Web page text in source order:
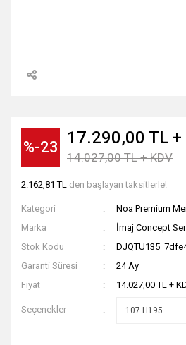
%-23 17.290,00 TL +
14.027,00 TL + KDV
2.162,81 TL den başlayan taksitlerle!
Kategori
Noa Premium
Marka
İmaj Concept
Stok Kodu
Garanti Süresi
24 Ay
Fiyat
14.027,00 TL +
Seçenekler